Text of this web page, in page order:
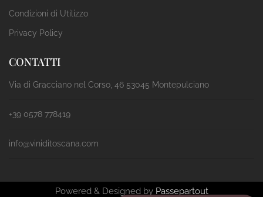
Condizioni di Utilizzo
Privacy Policy
CONTATTI
Via di Gracciano nel Corso, 46 53045 Montepulciano
+39 0578 778419
info@viniditoscana.com
Powered & Designed by Passepartout